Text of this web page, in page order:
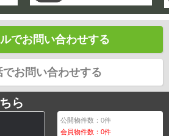
でお問い合わせする
でお問い合わせする
ら
公開物件数：0件
会員物件数：0件